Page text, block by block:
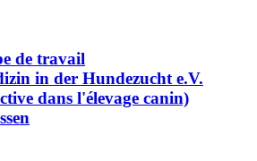
de travail
in der Hundezucht e.V.
dans l'élevage canin)